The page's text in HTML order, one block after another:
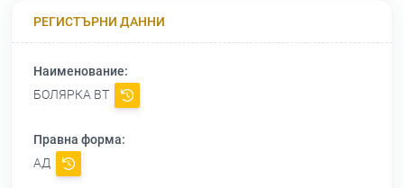
РЕГИСТЪРНИ ДАННИ
Наименование:
БОЛЯРКА ВТ
Правна форма:
АД